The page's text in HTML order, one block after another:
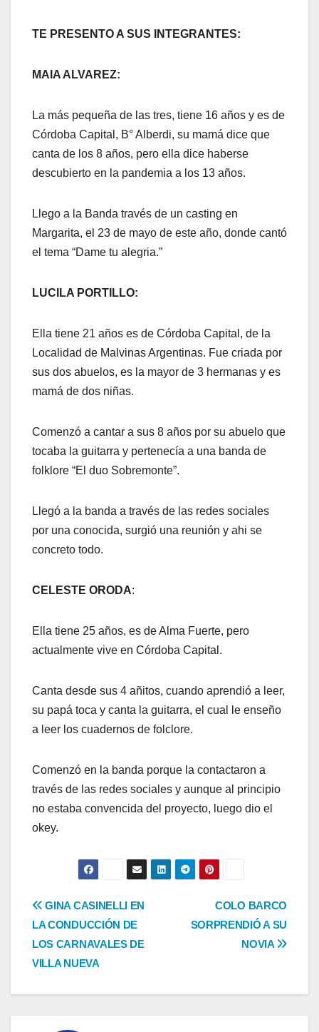
TE PRESENTO A SUS INTEGRANTES:
MAIA ALVAREZ:
La más pequeña de las tres, tiene 16 años y es de
Córdoba Capital, B° Alberdi, su mamá dice que
canta de los 8 años, pero ella dice haberse
descubierto en la pandemia a los 13 años.
Llego a la Banda través de un casting en
Margarita, el 23 de mayo de este año, donde cantó
el tema “Dame tu alegria.”
LUCILA PORTILLO:
Ella tiene 21 años es de Córdoba Capital, de la
Localidad de Malvinas Argentinas. Fue criada por
sus dos abuelos, es la mayor de 3 hermanas y es
mamá de dos niñas.
Comenzó a cantar a sus 8 años por su abuelo que
tocaba la guitarra y pertenecía a una banda de
folklore “El duo Sobremonte”.
Llegó a la banda a través de las redes sociales
por una conocida, surgió una reunión y ahi se
concreto todo.
CELESTE ORODA:
Ella tiene 25 años, es de Alma Fuerte, pero
actualmente vive en Córdoba Capital.
Canta desde sus 4 añitos, cuando aprendió a leer,
su papá toca y canta la guitarra, el cual le enseño
a leer los cuadernos de folclore.
Comenzó en la banda porque la contactaron a
través de las redes sociales y aunque al principio
no estaba convencida del proyecto, luego dio el
okey.
Navegación
de
entradas
COLO BARCO
SORPRENDIÓ A SU
NOVIA
GINA CASINELLI EN
LA CONDUCCIÓN DE
LOS CARNAVALES DE
VILLA NUEVA